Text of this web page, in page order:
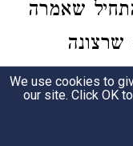
שאמרה
שני עבודות
We use cookies to
our site. Click OK